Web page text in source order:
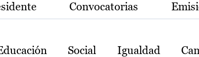
Convocatorias
Social Igualdad